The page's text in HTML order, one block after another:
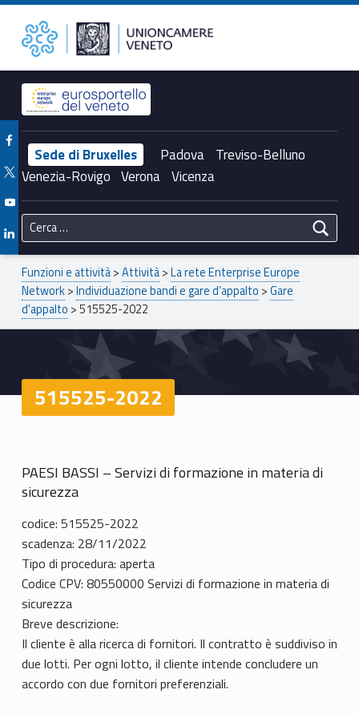
515525-2022 – Unioncamere del Veneto Unioncamere del Veneto
Header info sidebar
Sede di Bruxelles Padova Treviso-Belluno
Venezia-Rovigo Verona Vicenza
Facebook Unioncamere Veneto
Twitter Unioncamere Veneto
Youtube Unioncamere Veneto
Linkedin Unioncamere Veneto
Ricerca per:
Breadcrumbs navigation
Funzioni e attività>Attività>La rete Enterprise Europe
Network>Individuazione bandi e gare d’appalto >Gare
d'appalto >515525-2022
515525-2022
PAESI BASSI – Servizi di formazione in materia di
sicurezza
codice: 515525-2022
scadenza: 28/11/2022
Tipo di procedura: aperta
Codice CPV: 80550000 Servizi di formazione in materia di
sicurezza
Breve descrizione:
Il cliente è alla ricerca di fornitori. Il contratto è suddiviso in
due lotti. Per ogni lotto, il cliente intende concludere un
accordo con due fornitori preferenziali.